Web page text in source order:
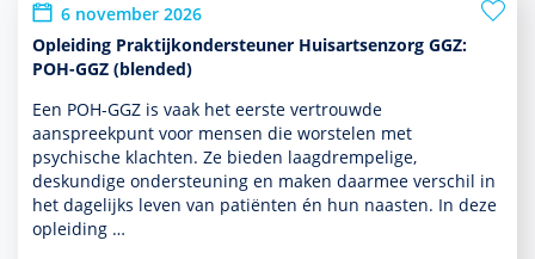
6 november 2026
Opleiding Praktijkondersteuner Huisartsenzorg GGZ:
POH-GGZ (blended)
Een POH-GGZ is vaak het eerste ver­trouwde
aanspreekpunt voor mensen die worstelen met
psychische klachten. Ze bieden laagdrempelige,
deskundige onder­steuning en maken daarmee verschil in
het dagelijks leven van patiënten én hun naasten. In deze
opleiding …